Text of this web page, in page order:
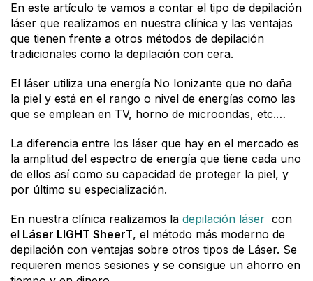
En este artículo te vamos a contar el tipo de depilación
láser que realizamos en nuestra clínica y las ventajas
que tienen frente a otros métodos de depilación
tradicionales como la depilación con cera.
El láser utiliza una energía No Ionizante que no daña
la piel y está en el rango o nivel de energías como las
que se emplean en TV, horno de microondas, etc.…
La diferencia entre los láser que hay en el mercado es
la amplitud del espectro de energía que tiene cada uno
de ellos así como su capacidad de proteger la piel, y
por último su especialización.
En nuestra clínica realizamos la depilación láser con
el Láser LIGHT SheerT, el método más moderno de
depilación con ventajas sobre otros tipos de Láser. Se
requieren menos sesiones y se consigue un ahorro en